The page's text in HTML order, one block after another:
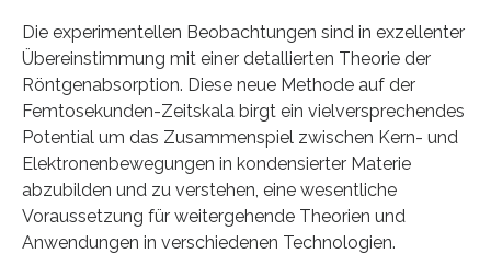
Die experimentellen Beobachtungen sind in exzellenter
Übereinstimmung mit einer detallierten Theorie der
Röntgenabsorption. Diese neue Methode auf der
Femtosekunden-Zeitskala birgt ein vielversprechendes
Potential um das Zusammenspiel zwischen Kern- und
Elektronenbewegungen in kondensierter Materie
abzubilden und zu verstehen, eine wesentliche
Voraussetzung für weitergehende Theorien und
Anwendungen in verschiedenen Technologien.